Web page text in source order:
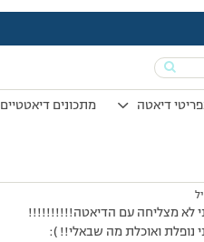
דיאטה מתכונים דיאטטיים
19:24
#163183
לא מצליחה עם הדיאטה!!!!!!!!!!
נופלת ואוכלת מה שבאלי!! ):